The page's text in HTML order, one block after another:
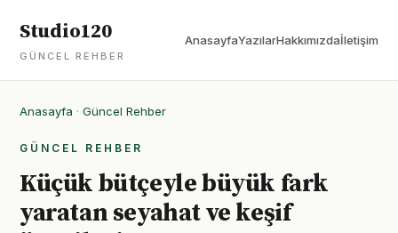
Studio120
GÜNCEL REHBER
AnasayfaYazılarHakkımızdaİletişim
Anasayfa · Güncel Rehber
GÜNCEL REHBER
Küçük bütçeyle büyük fark
yaratan seyahat ve keşif